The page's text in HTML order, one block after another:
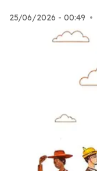
25/06/2026 - 00:49 •